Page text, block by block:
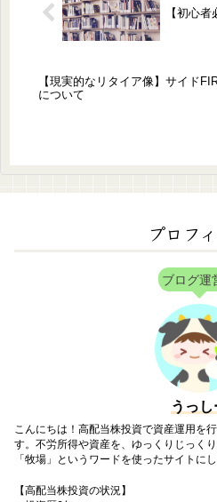
【初心
【現実的なリタイア像】サイド
について
プロフ
ブログ運
うっし
こんにちは！高配当株投資で資産運用を
す。不労所得や資産を、ゆっくりじっく
「牧場」というワードを使ったサイトに
【高配当株投資の状況】